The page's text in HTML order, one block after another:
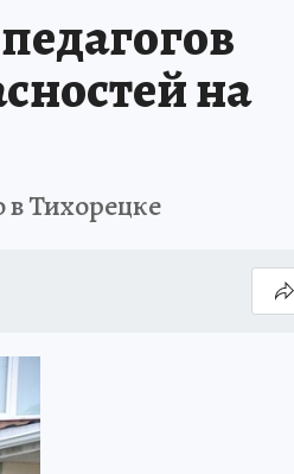
на
в Тихорецке